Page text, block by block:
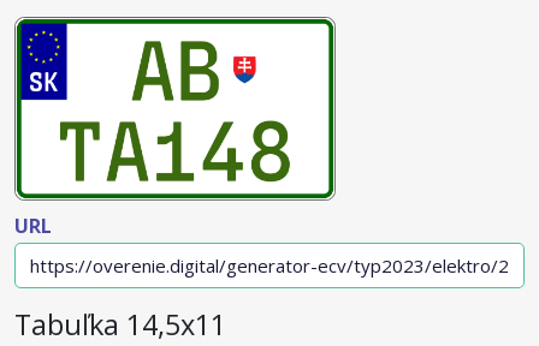
URL
Tabuľka 14,5x11